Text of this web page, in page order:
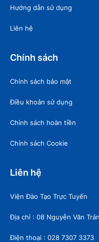
Hướng dẫn sử dụng
Liên hệ
Chính sách
Chính sách bảo mật
Điều khoản sử dụng
Chính sách hoàn tiền
Chính sách Cookie
Liên hệ
Viện Đào Tạo Trực Tuyến
Địa chỉ : 08 Nguyễn Văn
Điện thoại : 028 7307 3373